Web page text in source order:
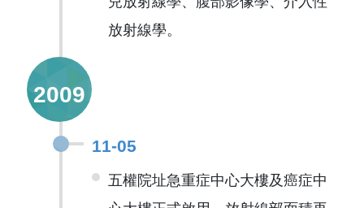
放射線學。
2009
11-05
五權院址急重症中心大樓及癌症中